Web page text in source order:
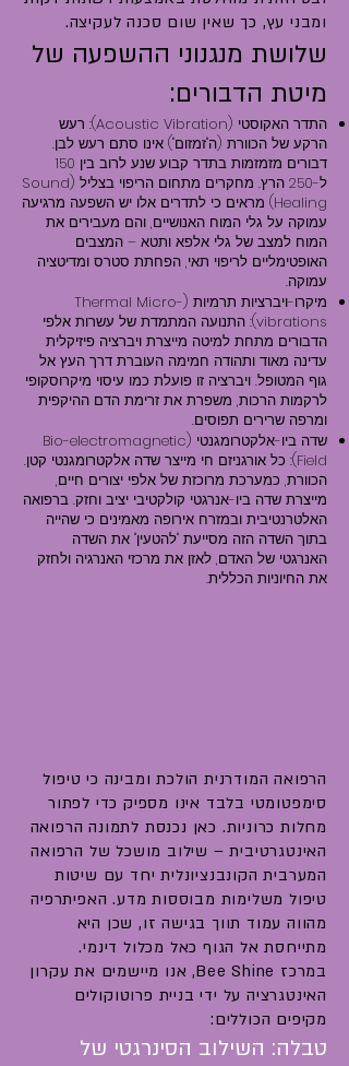
ומבני עץ, כך שאין שום סכנה לעקיצה.
שלושת מנגנוני ההשפעה של
מיטת הדבורים:
התדר האקוסטי (Acoustic Vibration): רעש
הרקע של הכוורת (ה"זמזום") אינו סתם רעש לבן.
דבורים מזמזמות בתדר קבוע שנע לרוב בין 150
ל-250 הרץ. מחקרים מתחום הריפוי בצליל (Sound
Healing) מראים כי לתדרים אלו יש השפעה מרגיעה
עמוקה על גלי המוח האנושיים, והם מעבירים את
המוח למצב של גלי אלפא ותטא – המצבים
האופטימליים לריפוי תאי, הפחתת סטרס ומדיטציה
עמוקה.
מיקרו-ויברציות תרמיות (Thermal Micro-
vibrations): התנועה המתמדת של עשרות אלפי
הדבורים מתחת למיטה מייצרת ויברציה פיזיקלית
עדינה מאוד ותהודה חמימה העוברת דרך העץ אל
גוף המטופל. ויברציה זו פועלת כמו עיסוי מיקרוסקופי
לרקמות הרכות, משפרת את זרימת הדם ההיקפית
ומרפה שרירים תפוסים.
שדה ביו-אלקטרומגנטי (Bio-electromagnetic
Field): כל אורגניזם חי מייצר שדה אלקטרומגנטי קטן.
הכוורת, כמערכת מרוכזת של אלפי יצורים חיים,
מייצרת שדה ביו-אנרגטי קולקטיבי יציב וחזק. ברפואה
האלטרנטיבית ובמזרח אירופה מאמינים כי שהייה
בתוך השדה הזה מסייעת "להטעין" את השדה
האנרגטי של האדם, לאזן את מרכזי האנרגיה ולחזק
את החיוניות הכללית.
הרפואה המודרנית הולכת ומבינה כי טיפול
סימפטומטי בלבד אינו מספיק כדי לפתור
מחלות כרוניות. כאן נכנסת לתמונה הרפואה
האינטגרטיבית – שילוב מושכל של הרפואה
המערבית הקונבנציונלית יחד עם שיטות
טיפול משלימות מבוססות מדע. האפיתרפיה
מהווה עמוד תווך בגישה זו, שכן היא
מתייחסת אל הגוף כאל מכלול דינמי.
במרכז Bee Shine, אנו מיישמים את עקרון
האינטגרציה על ידי בניית פרוטוקולים
מקיפים הכוללים:
טבלה: השילוב הסינרגטי של